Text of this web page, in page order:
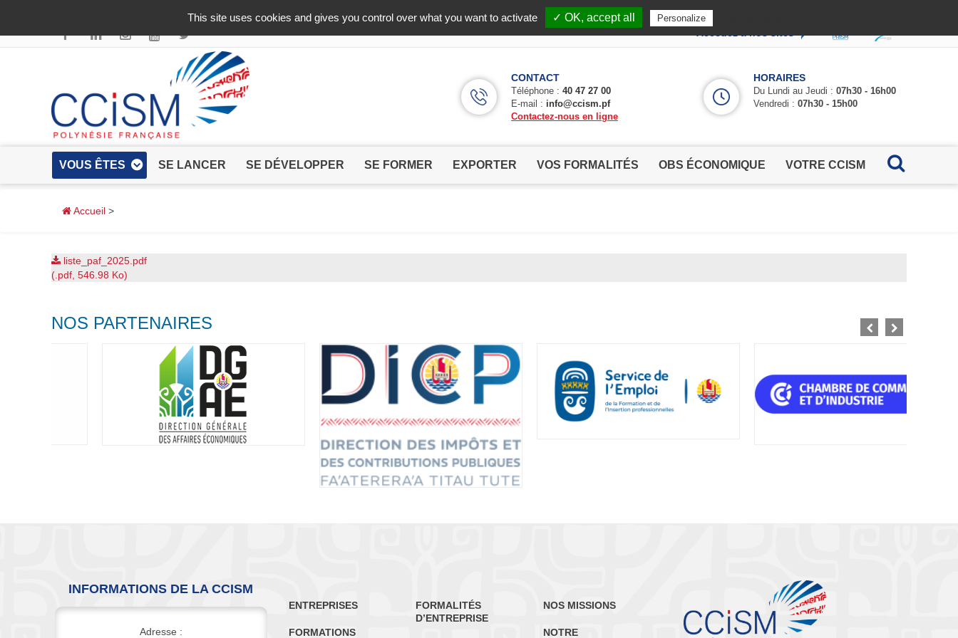
✓ Allow
CONTACT
Téléphone : 40 47 27 00
E-mail : info@ccism.pf
Contactez-nous en ligne
HORAIRES
Du Lundi au Jeudi : 07h30 - 16h00
Vendredi : 07h30 - 15h00
VOUS ÊTES SE LANCER SE DÉVELOPPER SE FORMER EXPORTER VOS FORMALITÉS OBS ÉCONOMIQUE VOTRE CCISM
Accueil >
liste_paf_2025.pdf
(.pdf, 546.98 Ko)
NOS PARTENAIRES
INFORMATIONS DE LA CCISM
Adresse :
ENTREPRISES
FORMATIONS
FORMALITÉS
D’ENTREPRISE
NOS MISSIONS
NOTRE
This site uses cookies and gives you control over what you want to activate ✓ OK, accept all Personalize